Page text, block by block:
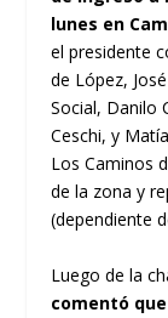
lunes en
el presidente
de López,
Social, Danilo
Ceschi, y
Los Caminos
de la zona y
(dependiente
Luego de la
comentó